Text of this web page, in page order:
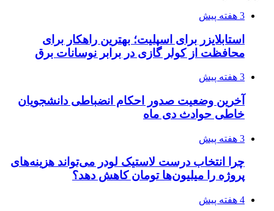
3 هفته پیش
استابلایزر برای اسپلیت؛ بهترین راهکار برای
محافظت از کولر گازی در برابر نوسانات برق
3 هفته پیش
آخرین وضعیت صدور احکام انضباطی دانشجویان
خاطی حوادث دی ماه
3 هفته پیش
چرا انتخاب درست لاستیک لودر می‌تواند هزینه‌های
پروژه را میلیون‌ها تومان کاهش دهد؟
4 هفته پیش